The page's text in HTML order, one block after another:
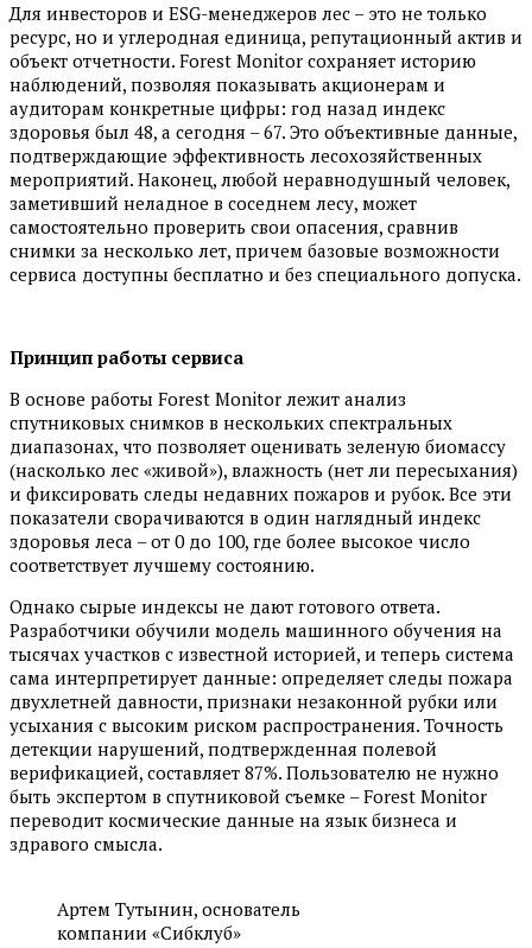
Для инвесторов и ESG-менеджеров лес – это не только
ресурс, но и углеродная единица, репутационный актив и
объект отчетности. Forest Monitor сохраняет историю
наблюдений, позволяя показывать акционерам и
аудиторам конкретные цифры: год назад индекс
здоровья был 48, а сегодня – 67. Это объективные данные,
подтверждающие эффективность лесохозяйственных
мероприятий. Наконец, любой неравнодушный человек,
заметивший неладное в соседнем лесу, может
самостоятельно проверить свои опасения, сравнив
снимки за несколько лет, причем базовые возможности
сервиса доступны бесплатно и без специального допуска.
Принцип работы сервиса
В основе работы Forest Monitor лежит анализ
спутниковых снимков в нескольких спектральных
диапазонах, что позволяет оценивать зеленую биомассу
(насколько лес «живой»), влажность (нет ли пересыхания)
и фиксировать следы недавних пожаров и рубок. Все эти
показатели сворачиваются в один наглядный индекс
здоровья леса – от 0 до 100, где более высокое число
соответствует лучшему состоянию.
Однако сырые индексы не дают готового ответа.
Разработчики обучили модель машинного обучения на
тысячах участков с известной историей, и теперь система
сама интерпретирует данные: определяет следы пожара
двухлетней давности, признаки незаконной рубки или
усыхания с высоким риском распространения. Точность
детекции нарушений, подтвержденная полевой
верификацией, составляет 87%. Пользователю не нужно
быть экспертом в спутниковой съемке – Forest Monitor
переводит космические данные на язык бизнеса и
здравого смысла.
Артем Тутынин, основатель
компании «Сибклуб»